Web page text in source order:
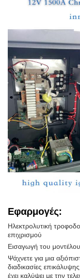
Εφαρμογές:
Ηλεκτρολυτική
επιχρισμού
Εισαγωγή του
Ψάχνετε για μια
διαδικασίες
έχει καλύψει με την